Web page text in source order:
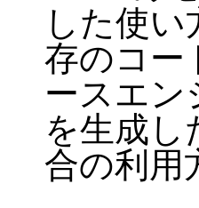
した使
存のコー
ースエン
を生成し
合の利用